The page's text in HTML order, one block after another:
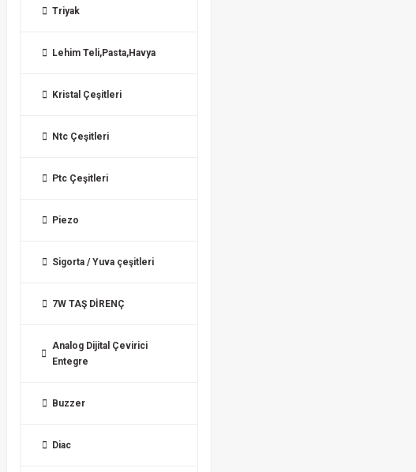
Triyak
Lehim Teli,Pasta,Havya
Kristal Çeşitleri
Ntc Çeşitleri
Ptc Çeşitleri
Piezo
Sigorta / Yuva çeşitleri
7W TAŞ DİRENÇ
Analog Dijital Çevirici
Entegre
Buzzer
Diac